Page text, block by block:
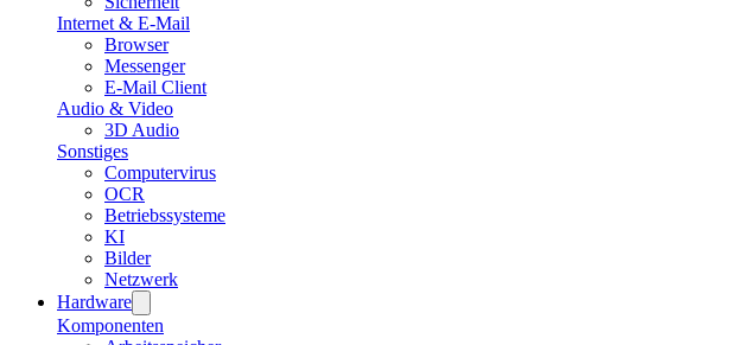
Internet & E-Mail
Browser
Messenger
E-Mail Client
Audio & Video
3D Audio
Sonstiges
Computervirus
OCR
Betriebssysteme
KI
Bilder
Netzwerk
Hardware
Komponenten